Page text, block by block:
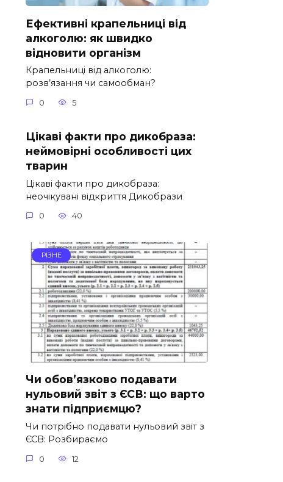
Ефективні крапельниці від
алкоголю: як швидко
відновити організм
Крапельниці від алкоголю:
розв’язання чи самообман?
0 5
Цікаві факти про дикобраза:
неймовірні особливості цих
тварин
Цікаві факти про дикобраза:
неочікувані відкриття Дикобрази
0 40
РІЗНЕ
Чи обов’язково подавати
нульовий звіт з ЄСВ: що варто
знати підприємцю?
Чи потрібно подавати нульовий звіт з
ЄСВ: Розбираємо
0 12